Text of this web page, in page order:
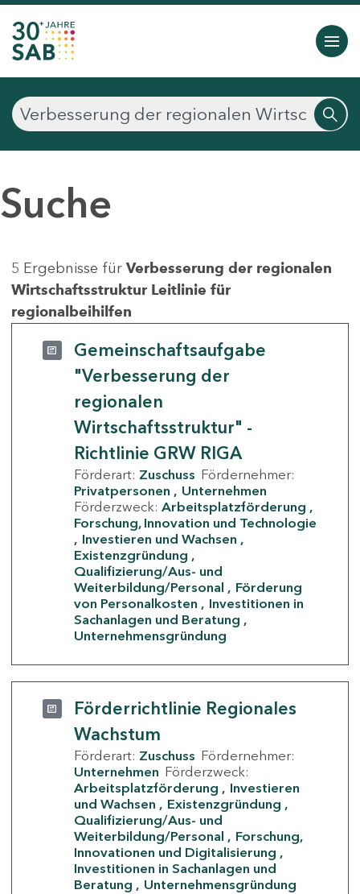
Suche
5 Ergebnisse für Verbesserung der regionalen
Wirtschaftsstruktur Leitlinie für
regionalbeihilfen
Gemeinschaftsaufgabe
"Verbesserung der
regionalen
Wirtschaftsstruktur" -
Richtlinie GRW RIGA
Förderart: Zuschuss Fördernehmer:
Privatpersonen
Unternehmen
Förderzweck: Arbeitsplatzförderung
Forschung, Innovation und Technologie
Investieren und Wachsen
Existenzgründung
Qualifizierung/Aus- und
Weiterbildung/Personal
Förderung
von Personalkosten
Investitionen in
Sachanlagen und Beratung
Unternehmensgründung
Förderrichtlinie Regionales
Wachstum
Förderart: Zuschuss Fördernehmer:
Unternehmen Förderzweck:
Arbeitsplatzförderung
Investieren
und Wachsen
Existenzgründung
Qualifizierung/Aus- und
Weiterbildung/Personal
Forschung,
Innovationen und Digitalisierung
Investitionen in Sachanlagen und
Beratung
Unternehmensgründung